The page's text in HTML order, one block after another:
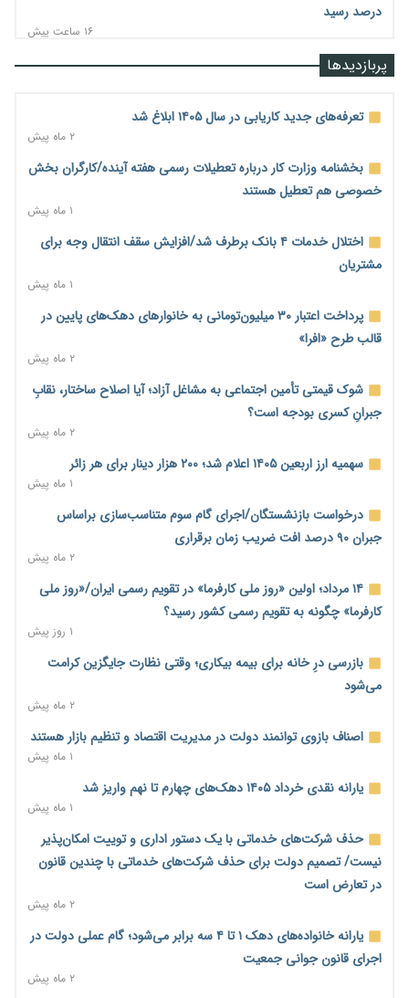
درصد رسید
۱۶ ساعت پیش
رشد ۷۵ هزار میلیاردی بازار خرید اعتباری؛ فین‌تک‌ها وارد میدان
۱۶ ساعت پیش
آغاز اجرای پایلوت «ردا کارت» برای دانشجویان تحصیلات تکمیلی
محدودیت تازه برای شبکه بانکی؛ افزایش سپرده قانونی با هدف
کنترل تورم
ترمز تولید خودرو کشیده شد؛ افت ۲۵ درصدی تیراژ ایران‌خودرو،
سایپا و پارس‌خودرو
بنگاه‌داری بانک‌ها؛ مانع بزرگ خانه‌دار شدن مستأجران
نماینده مجلس: توسعه مرزهای زمینی به راهبرد تأمین کالاهای
اساسی تبدیل شود
خانه کارگر قزوین: شکاف دستمزد و هزینه معیشت هر روز عمیق‌تر
می‌شود
رئیس سازمان امور مالیاتی: بلاگرهای پردرآمد مشمول پرداخت
مالیات هستند
پیش‌بینی افزایش تولید برنج؛ نیاز وارداتی کشور به ۵۰۰ هزار تن
کاهش می‌یابد
امضای تفاهم‌نامه تجاری ایران و پاکستان؛ هدف‌گذاری تجارت ۱۰
اختیارات جدید گمرکات برای تمدید ورود موقت کالا و خودرو تا
پایان شهریور ابلاغ شد
مرحله سیزدهم کالابرگ در سایه تورم؛ قدرت خرید یارانه یک‌میلیونی
پربازدیدها
تعرفه‌های جدید کاریابی در سال ۱۴۰۵ ابلاغ شد
۲ ماه پیش
بخشنامه وزارت کار درباره تعطیلات رسمی هفته آینده/کارگران بخش
خصوصی هم تعطیل هستند
۱ ماه پیش
اختلال خدمات ۴ بانک برطرف شد/افزایش سقف انتقال وجه برای
مشتریان
۱ ماه پیش
پرداخت اعتبار ۳۰ میلیون‌تومانی به خانوارهای دهک‌های پایین در
قالب طرح «افرا»
۲ ماه پیش
شوک قیمتی تأمین اجتماعی به مشاغل آزاد؛ آیا اصلاح ساختار، نقابِ
جبرانِ کسری بودجه است؟
۲ ماه پیش
سهمیه ارز اربعین ۱۴۰۵ اعلام شد؛ ۲۰۰ هزار دینار برای هر زائر
۱ ماه پیش
درخواست بازنشستگان/اجرای گام سوم متناسب‌سازی براساس
جبران ۹۰ درصد افت ضریب زمان برقراری
۲ ماه پیش
۱۴ مرداد؛ اولین «روز ملی کارفرما» در تقویم رسمی ایران/«روز ملی
کارفرما» چگونه به تقویم رسمی کشور رسید؟
۱ روز پیش
بازرسی درِ خانه برای بیمه بیکاری؛ وقتی نظارت جایگزین کرامت
می‌شود
۲ ماه پیش
اصناف بازوی توانمند دولت در مدیریت اقتصاد و تنظیم بازار هستند
۱ ماه پیش
یارانه نقدی خرداد ۱۴۰۵ دهک‌های چهارم تا نهم واریز شد
۱ ماه پیش
حذف شرکت‌های خدماتی با یک دستور اداری و توییت امکان‌پذیر
نیست/ تصمیم دولت برای حذف شرکت‌های خدماتی با چندین قانون
در تعارض است
۲ ماه پیش
یارانه خانواده‌های دهک ۱ تا ۴ سه برابر می‌شود؛ گام عملی دولت در
اجرای قانون جوانی جمعیت
۲ ماه پیش